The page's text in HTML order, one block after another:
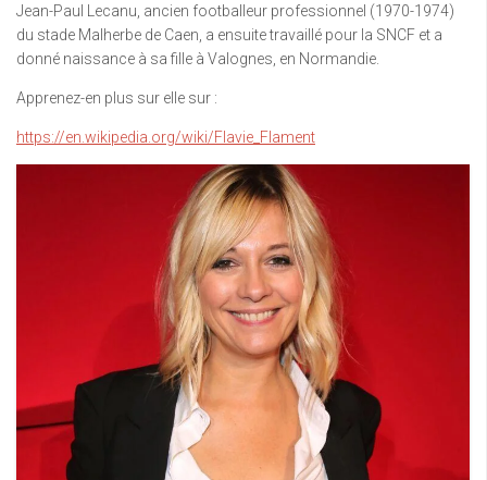
Jean-Paul Lecanu, ancien footballeur professionnel (1970-1974)
du stade Malherbe de Caen, a ensuite travaillé pour la SNCF et a
donné naissance à sa fille à Valognes, en Normandie.
Apprenez-en plus sur elle sur :
https://en.wikipedia.org/wiki/Flavie_Flament